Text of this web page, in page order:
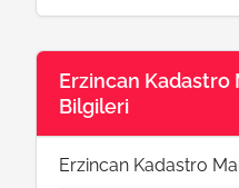
Erzincan
Bilgileri
Erzincan Kadastro